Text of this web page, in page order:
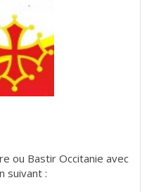
ou Bastir Occitanie avec
suivant :